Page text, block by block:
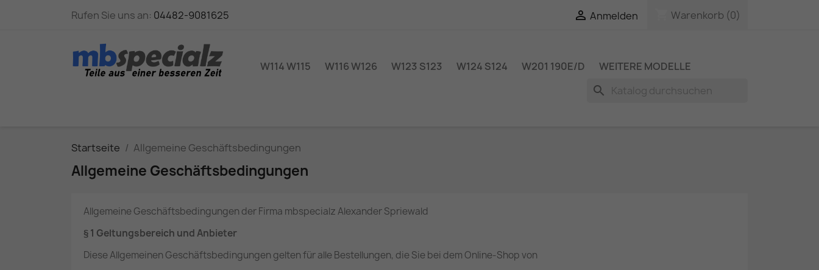
Rufen Sie uns an: 04482-9081625  Anmelden Warenkorb (0)
W114 W115 W116 W126 W123 S123 W124 S124 W201 190E/D WEITERE MODELLE
search
Startseite Allgemeine Geschäftsbedingungen
Allgemeine Geschäftsbedingungen
Allgemeine Geschäftsbedingungen der Firma mbspecialz Alexander Spriewald
§ 1 Geltungsbereich und Anbieter
Diese Allgemeinen Geschäftsbedingungen gelten für alle Bestellungen, die Sie bei dem Online-Shop von